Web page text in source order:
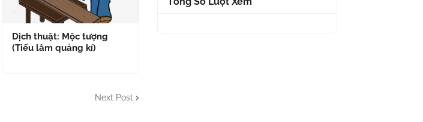
Dịch thuật: Mộc tượng
(Tiếu lâm quảng kí)
Next Post